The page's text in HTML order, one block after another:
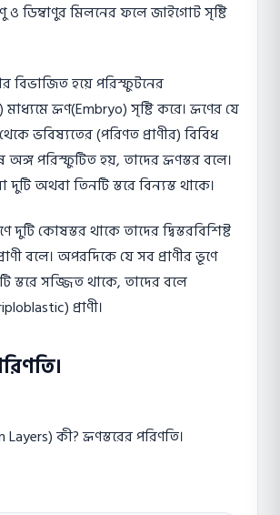
ও ডিম্বাণুর মিলনের ফলে জাইগােট সৃষ্টি
বিভাজিত হয়ে পরিস্ফুটনের
ভ্রূণ(Embryo) সৃষ্টি করে। ভ্রূণের যে
ভবিষ্যতের (পরিণত প্রাণীর) বিবিধ
অঙ্গ পরিস্ফুটিত হয়, তাদের ভ্রূণস্তর বলে।
অথবা তিনটি স্তরে বিন্যস্ত থাকে।
দুটি কোষস্তর থাকে তাদের দ্বিস্তরবিশিষ্ট
বলে। অপরদিকে যে সব প্রাণীর ভূণে
স্তরে সজ্জিত থাকে, তাদের বলে
প্রাণী।